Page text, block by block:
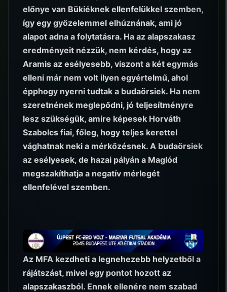
előnye van Bükiéknek ellenfelükkel szemben,
így egy győzelemmel elhúznának, ami jó
alapot adna a folytatásra. Ha az alapszakasz
eredményeit nézzük, nem kérdés, hogy az
Aramis az esélyesebb, viszont a két egymás
elleni már nem volt ilyen egyértelmű, ahol
épphogy nyerni tudtak a budaörsiek. Ha nem
szeretnének meglepődni, jó teljesítményre
lesz szükségük, amire képesek Horváth
Szabolcs fiai, főleg, hogy teljes kerettel
vághatnak neki a mérkőzésnek. A budaörsiek
az esélyesek, de hazai pályán a Maglód
megszakíthatja a negatív mérlegét
ellenfelével szemben.
Az MFA kezdheti a legnehezebb helyzetből a
rájátszást, mivel egy pontot hozott az
alapszakaszból. Ennek ellenére nem szabad